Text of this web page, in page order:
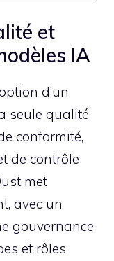
et
IA
d’un
seule qualité
conformité,
de contrôle
met
avec un
gouvernance
et rôles